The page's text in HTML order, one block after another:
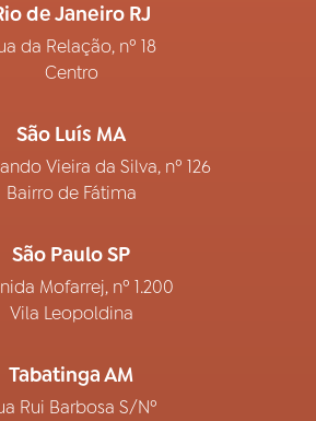
de Janeiro RJ
da Relação, nº 18
Centro
São Luís MA
Vieira da Silva, nº 126
Bairro de Fátima
São Paulo SP
Mofarrej, nº 1.200
Vila Leopoldina
Tabatinga AM
Rui Barbosa S/Nº